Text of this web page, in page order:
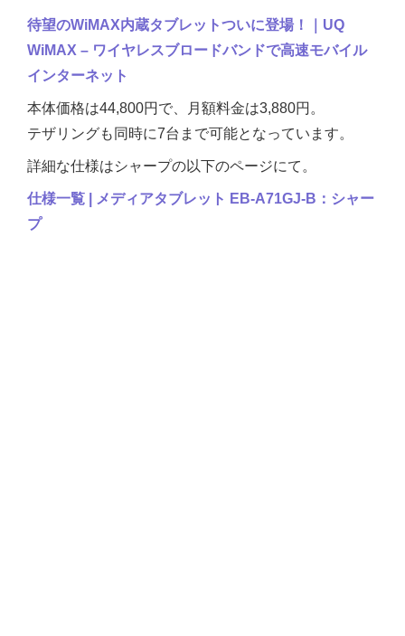
待望のWiMAX内蔵タブレットついに登場！｜UQ
WiMAX – ワイヤレスブロードバンドで高速モバイル
インターネット
本体価格は44,800円で、月額料金は3,880円。
テザリングも同時に7台まで可能となっています。
詳細な仕様はシャープの以下のページにて。
仕様一覧 | メディアタブレット EB-A71GJ-B：シャー
プ